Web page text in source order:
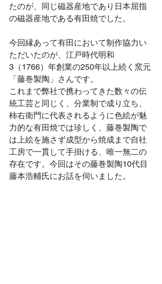
たのが、同じ磁器産地であり日本屈指
の磁器産地である有田焼でした。
今回縁あって有田において制作協力い
ただいたのが、江戸時代明和
3（1766）年創業の250年以上続く窯元
「藤巻製陶」さんです。
これまで弊社で携わってきた数々の伝
統工芸と同じく、分業制で成り立ち、
柿右衛門に代表されるように色絵が魅
力的な有田焼では珍しく、藤巻製陶で
は上絵を施さず成型から焼成まで自社
工房で一貫して手掛ける、唯一無二の
存在です。今回はその藤巻製陶10代目
藤本浩輔氏にお話を伺いました。